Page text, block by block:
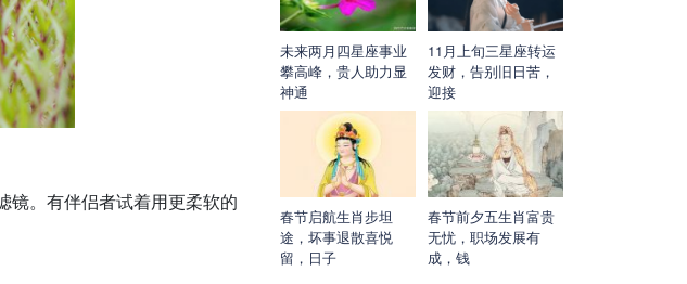
镜。有伴侣者试着用更柔软的
未来两月四星座事业
攀高峰，贵人助力显
神通
11月上旬三星座转运
发财，告别旧日苦，
迎接
春节启航生肖步坦
途，坏事退散喜悦
留，日子
春节前夕五生肖富贵
无忧，职场发展有
成，钱